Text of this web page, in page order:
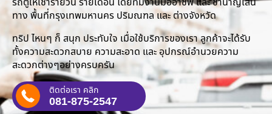
ทาง พื้นที่กรุงเทพมหานคร ปริมณฑล และ ต่างจังหวัด
ทริป ไหนๆ ก็ สนุก ประทับใจ เมื่อใช้บริการของเรา ลูกค้าจะได้รับ
ทั้งความสะดวกสบาย ความสะอาด และ อุปกรณ์อำนวยความ
สะดวกต่างๆอย่างครบครัน
ติดต่อเรา คลิก
081-875-2547